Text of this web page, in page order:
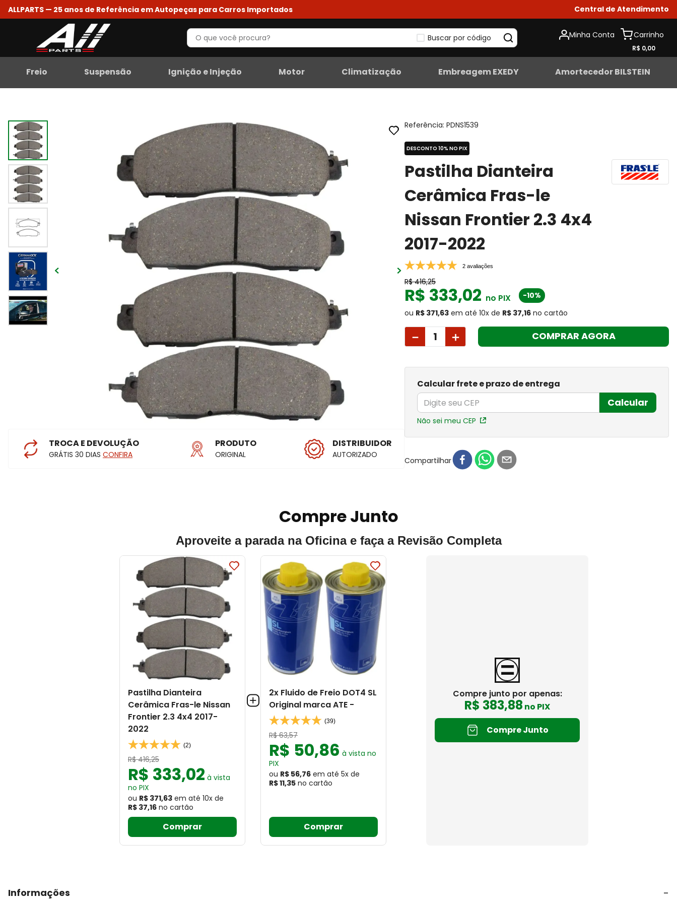
ALLPARTS — 25 anos de Referência em Autopeças para Carros Importados Central de Atendimento
Buscar por código Minha Conta
R$ 0,00
Freio Suspensão Ignição e Injeção Motor Climatização Embreagem EXEDY Amortecedor BILSTEIN
TROCA E DEVOLUÇÃO
GRÁTIS 30 DIAS CONFIRA
PRODUTO
ORIGINAL
DISTRIBUIDOR
AUTORIZADO
Referência:PDNS1539
DESCONTO 10% NO PIX
Pastilha Dianteira
Cerâmica Fras-le
Nissan Frontier 2.3 4x4
2017-2022
2 avaliações
R$ 416,25
R$ 333,02 no PIX
-10%
ou R$ 371,63 em até 10x de R$ 37,16 no cartão
＋
－ COMPRAR AGORA
Calcular frete e prazo de entrega
Calcular
Não sei meu CEP
Compartilhar
Compre Junto
Aproveite a parada na Oficina e faça a Revisão Completa
Pastilha Dianteira
Cerâmica Fras-le Nissan
Frontier 2.3 4x4 2017-
2022
(2)
R$ 416,25
R$ 333,02 à vista
no PIX
ou R$ 371,63 em até 10x de
R$ 37,16 no cartão
Comprar
2x Fluido de Freio DOT4 SL
Original marca ATE -
(39)
R$ 63,57
R$ 50,86 à vista no
PIX
ou R$ 56,76 em até 5x de
R$ 11,35 no cartão
Comprar
Compre junto por apenas:
R$ 383,88 no PIX
Compre Junto
Informações